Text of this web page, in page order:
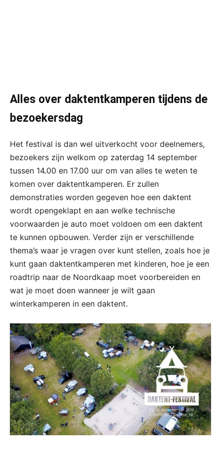
Alles over daktentkamperen tijdens de
bezoekersdag
Het festival is dan wel uitverkocht voor deelnemers,
bezoekers zijn welkom op zaterdag 14 september
tussen 14.00 en 17.00 uur om van alles te weten te
komen over daktentkamperen. Er zullen
demonstraties worden gegeven hoe een daktent
wordt opengeklapt en aan welke technische
voorwaarden je auto moet voldoen om een daktent
te kunnen opbouwen. Verder zijn er verschillende
thema’s waar je vragen over kunt stellen, zoals hoe je
kunt gaan daktentkamperen met kinderen, hoe je een
roadtrip naar de Noordkaap moet voorbereiden en
wat je moet doen wanneer je wilt gaan
winterkamperen in een daktent.